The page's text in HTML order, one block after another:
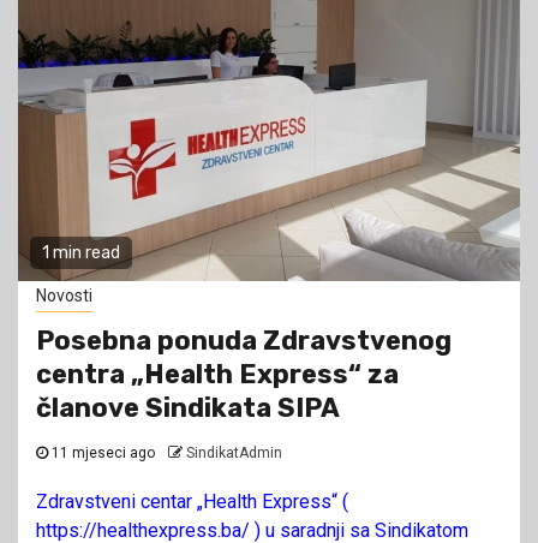
1 min read
Novosti
Posebna ponuda Zdravstvenog
centra „Health Express“ za
članove Sindikata SIPA
11 mjeseci ago SindikatAdmin
Zdravstveni centar „Health Express“ (
https://healthexpress.ba/ ) u saradnji sa Sindikatom